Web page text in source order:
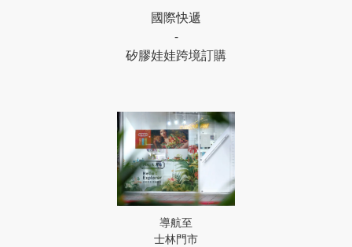
國際快遞
-
矽膠娃娃跨境訂購
導航至
士林門市